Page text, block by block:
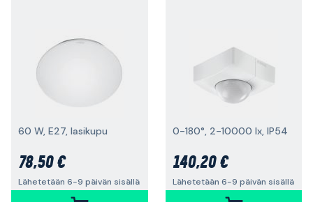
60 W, E27, lasikupu
78,50 €
Lähetetään 6-9 päivän sisällä
0-180°, 2-10000 lx, IP54
140,20 €
Lähetetään 6-9 päivän sisällä